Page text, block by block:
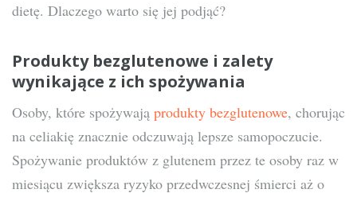
dietę. Dlaczego warto się jej podjąć?
Produkty bezglutenowe i zalety
wynikające z ich spożywania
Osoby, które spożywają produkty bezglutenowe, chorując
na celiakię znacznie odczuwają lepsze samopoczucie.
Spożywanie produktów z glutenem przez te osoby raz w
miesiącu zwiększa ryzyko przedwczesnej śmierci aż o